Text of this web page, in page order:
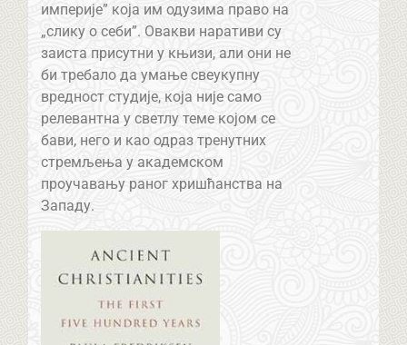
империје” која им одузима право на
„слику о себи”. Овакви наративи су
заиста присутни у књизи, али они не
би требало да умање свеукупну
вредност студије, која није само
релевантна у светлу теме којом се
бави, него и као одраз тренутних
стремљења у академском
проучавању раног хришћанства на
Западу.